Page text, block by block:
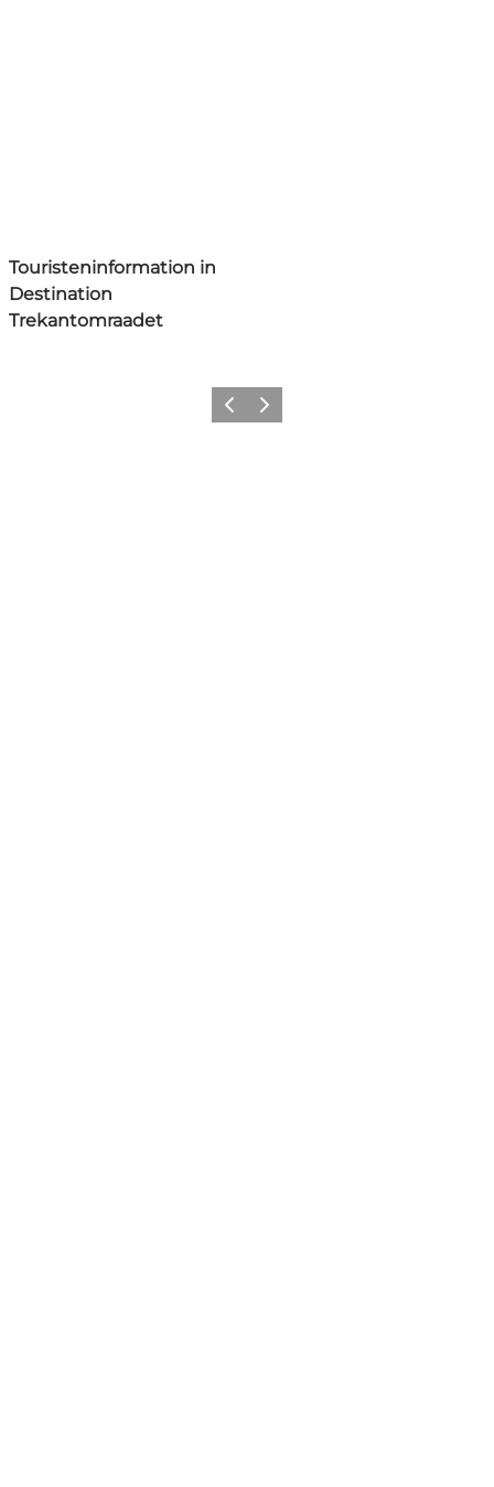
Touristeninformation in
Destination
Trekantomraadet
Vorherige Folie
Nächste Folie